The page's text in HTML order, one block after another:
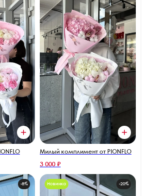
Милый комплимент от PIONFLO
3 000 ₽
-8% Новинка -20%